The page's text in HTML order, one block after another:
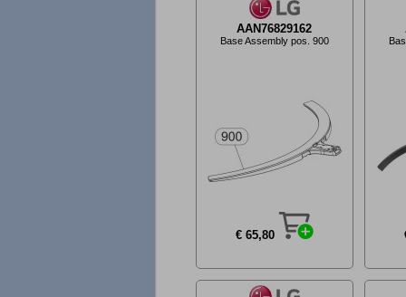
AAN76829162
Base Assembly pos. 900
€ 65,80